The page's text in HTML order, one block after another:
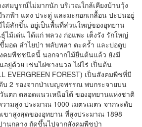
สมบูรณ์ไม่มากนัก บริเวณใกล้เคียงบ้านวุ้ง
รกฟ้า แดง ประดู่ และมะกอกเกลื้อน ปะปนอยู่
ม้สักขึ้น อยู่เป็นพื้นที่ส่วนใหญ่ของอุทยาน
ไม้เด่น ได้แก่ พลวง ก่อแพะ เต็งรัง รักใหญ่
มอด ลำไยป่า พลับพลา ตะคร้ำ และปอตูบ
คมพืชชนิดนี้ นอกจากไม้ยืนต้นแล้ว ยังมี
ยู่ด้วย เช่นไผ่ซางนวล ไผ่ไร่ เป็นต้น
FOREST) เป็นสังคมพืชที่มี
บ 2 รองจากป่าเบญจพรรณ พบกระจายบน
นตก ตลอดแนวเหนือใต้ ของอุทยานแห่งชาติ
ามสูง ประมาณ 1000 เมตรเมตร จากระดับ
ขาสูงสุดของอุทยาน ที่สูงประมาณ 1898
านกลาง ถัดขึ้นไปจากสังคมพืชป่า